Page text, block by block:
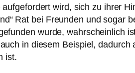
wird, sich zu ihrer
Rat bei Freunden und sogar
wurde, wahrscheinlich
in diesem Beispiel,
ist.